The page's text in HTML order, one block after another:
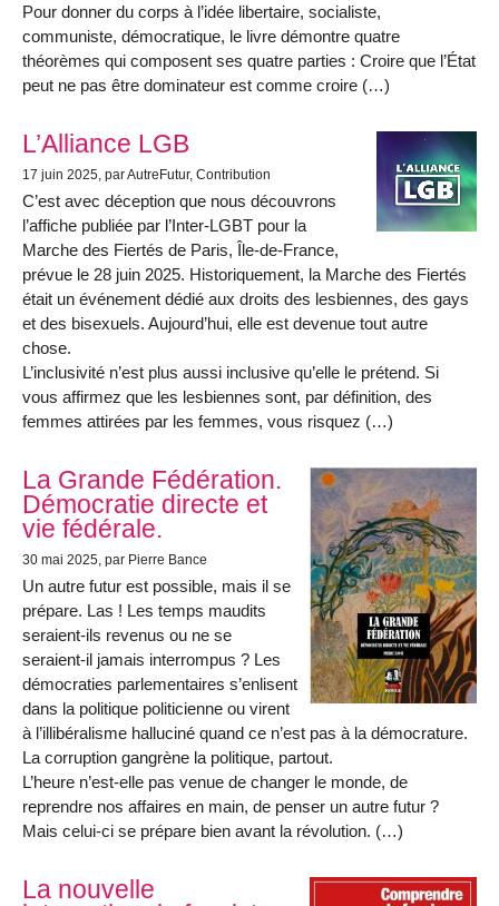
Pour donner du corps à l’idée libertaire, socialiste,
communiste, démocratique, le livre démontre quatre
théorèmes qui composent ses quatre parties : Croire que l’État
peut ne pas être dominateur est comme croire (…)
L’Alliance LGB
17 juin 2025, par AutreFutur, Contribution
C’est avec déception que nous découvrons
l’affiche publiée par l’Inter-LGBT pour la
Marche des Fiertés de Paris, Île-de-France,
prévue le 28 juin 2025. Historiquement, la Marche des Fiertés
était un événement dédié aux droits des lesbiennes, des gays
et des bisexuels. Aujourd’hui, elle est devenue tout autre
chose.
L’inclusivité n’est plus aussi inclusive qu’elle le prétend. Si
vous affirmez que les lesbiennes sont, par définition, des
femmes attirées par les femmes, vous risquez (…)
La Grande Fédération.
Démocratie directe et
vie fédérale.
30 mai 2025 , par Pierre Bance
Un autre futur est possible, mais il se
prépare. Las ! Les temps maudits
seraient-ils revenus ou ne se
seraient-il jamais interrompus ? Les
démocraties parlementaires s’enlisent
dans la politique politicienne ou virent
à l’illibéralisme halluciné quand ce n’est pas à la démocrature.
La corruption gangrène la politique, partout.
L’heure n’est-elle pas venue de changer le monde, de
reprendre nos affaires en main, de penser un autre futur ?
Mais celui-ci se prépare bien avant la révolution. (…)
La nouvelle